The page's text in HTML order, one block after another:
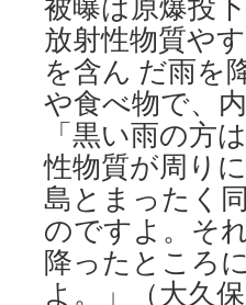
放射性物質や
を含ん だ雨を
や食べ物で、
「黒い雨の方
性物質が周り
島とまったく
のですよ。そ
降ったところ
よ。」（大久